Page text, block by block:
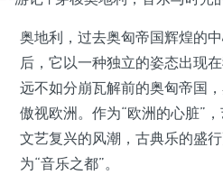
奥地利，过去奥匈帝国辉煌的
后，它以一种独立的姿态出现
远不如分崩瓦解前的奥匈帝国
傲视欧洲。作为“欧洲的心脏”
文艺复兴的风潮，古典乐的盛
为“音乐之都”。